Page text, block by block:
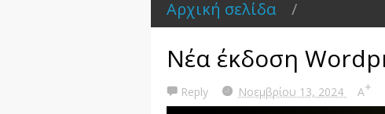
Αρχική σελίδα /
Νέα έκδοση
Reply Νοεμβρίου 13, 2024 A+